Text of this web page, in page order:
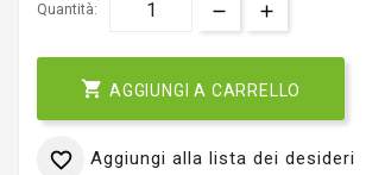
Quantità:
 AGGIUNGI A CARRELLO
 Aggiungi alla lista dei desideri